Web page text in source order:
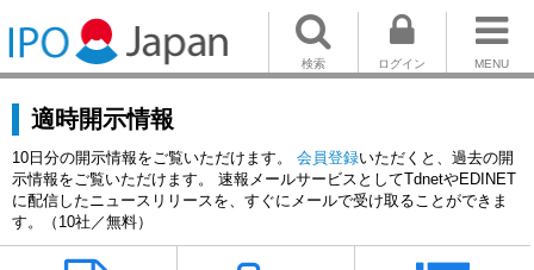
MENU
ログイン
検索
適時開示情報
10日分の開示情報をご覧いただけます。 会員登録いただくと、過去の開
示情報をご覧いただけます。 速報メールサービスとしてTdnetやEDINET
に配信したニュースリリースを、すぐにメールで受け取ることができま
す。（10社／無料）